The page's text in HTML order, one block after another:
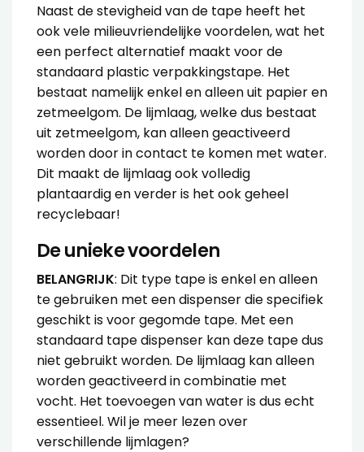
Naast de stevigheid van de tape heeft het
ook vele milieuvriendelijke voordelen, wat het
een perfect alternatief maakt voor de
standaard plastic verpakkingstape. Het
bestaat namelijk enkel en alleen uit papier en
zetmeelgom. De lijmlaag, welke dus bestaat
uit zetmeelgom, kan alleen geactiveerd
worden door in contact te komen met water.
Dit maakt de lijmlaag ook volledig
plantaardig en verder is het ook geheel
recyclebaar!
De unieke voordelen
BELANGRIJK: Dit type tape is enkel en alleen
te gebruiken met een dispenser die specifiek
geschikt is voor gegomde tape. Met een
standaard tape dispenser kan deze tape dus
niet gebruikt worden. De lijmlaag kan alleen
worden geactiveerd in combinatie met
vocht. Het toevoegen van water is dus echt
essentieel. Wil je meer lezen over
verschillende lijmlagen?